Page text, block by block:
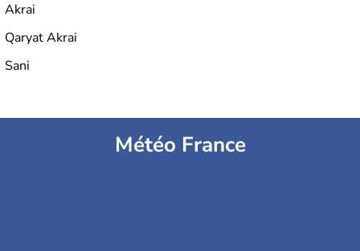
Akrai
Qaryat Akrai
Sani
Météo France